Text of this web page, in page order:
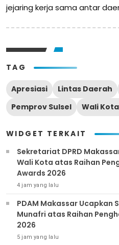
jejaring kerja sama antar
TAG
Apresiasi Lintas Daerah
Pemprov Sulsel
WIDGET TERKAIT
Sekretariat DPRD
Wali Kota atas Raihan
Awards 2026
4 jam yang lalu
PDAM Makassar Ucapkan
Munafri atas Raihan
2026
5 jam yang lalu